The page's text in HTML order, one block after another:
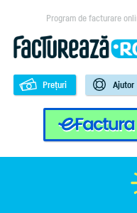
Program de facturare
e-Factura
Prețuri Ajutor